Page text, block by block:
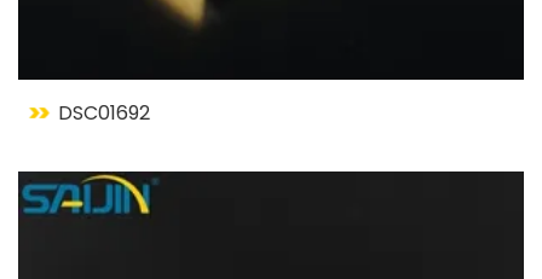
DSC01692